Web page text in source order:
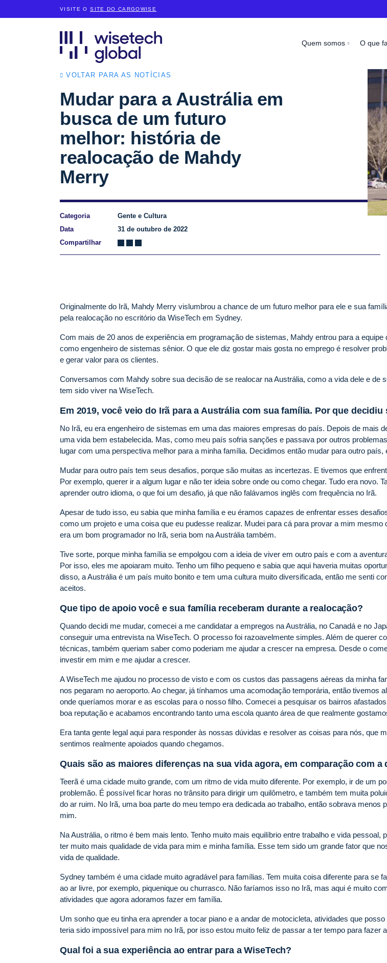
VISITE OSITE DO CARGOWISE
Quem somos O que
VOLTAR PARA AS NOTÍCIAS
Mudar para a Austrália em
busca de um futuro
melhor: história de
realocação de Mahdy
Merry
Categoria
Gente e Cultura
Data
31 de outubro de 2022
Compartilhar
Originalmente do Irã, Mahdy Merry vislumbrou a chance de um futuro melhor para ele e sua
pela realocação no escritório da WiseTech em Sydney.
Com mais de 20 anos de experiência em programação de sistemas, Mahdy entrou para a equipe
como engenheiro de sistemas sênior. O que ele diz gostar mais gosta no emprego é resolver
e gerar valor para os clientes.
Conversamos com Mahdy sobre sua decisão de se realocar na Austrália, como a vida dele e de
tem sido viver na WiseTech.
Em 2019, você veio do Irã para a Austrália com sua família. Por que decidiu
No Irã, eu era engenheiro de sistemas em uma das maiores empresas do país. Depois de mais
uma vida bem estabelecida. Mas, como meu país sofria sanções e passava por outros
lugar com uma perspectiva melhor para a minha família. Decidimos então mudar para outro país,
Mudar para outro país tem seus desafios, porque são muitas as incertezas. E tivemos que
Por exemplo, querer ir a algum lugar e não ter ideia sobre onde ou como chegar. Tudo era novo.
aprender outro idioma, o que foi um desafio, já que não falávamos inglês com frequência no Irã.
Apesar de tudo isso, eu sabia que minha família e eu éramos capazes de enfrentar esses
como um projeto e uma coisa que eu pudesse realizar. Mudei para cá para provar a mim mesmo
era um bom programador no Irã, seria bom na Austrália também.
Tive sorte, porque minha família se empolgou com a ideia de viver em outro país e com a
Por isso, eles me apoiaram muito. Tenho um filho pequeno e sabia que aqui haveria muitas
disso, a Austrália é um país muito bonito e tem uma cultura muito diversificada, então me senti
aceitos.
Que tipo de apoio você e sua família receberam durante a realocação?
Quando decidi me mudar, comecei a me candidatar a empregos na Austrália, no Canadá e no
conseguir uma entrevista na WiseTech. O processo foi razoavelmente simples. Além de querer
técnicas, também queriam saber como poderiam me ajudar a crescer na empresa. Desde o
investir em mim e me ajudar a crescer.
A WiseTech me ajudou no processo de visto e com os custos das passagens aéreas da minha
nos pegaram no aeroporto. Ao chegar, já tínhamos uma acomodação temporária, então tivemos
onde queríamos morar e as escolas para o nosso filho. Comecei a pesquisar os bairros
boa reputação e acabamos encontrando tanto uma escola quanto área de que realmente
Era tanta gente legal aqui para responder às nossas dúvidas e resolver as coisas para nós, que
sentimos realmente apoiados quando chegamos.
Quais são as maiores diferenças na sua vida agora, em comparação com a
Teerã é uma cidade muito grande, com um ritmo de vida muito diferente. Por exemplo, ir de um
problemão. É possível ficar horas no trânsito para dirigir um quilômetro, e também tem muita
do ar ruim. No Irã, uma boa parte do meu tempo era dedicada ao trabalho, então sobrava menos
mim.
Na Austrália, o ritmo é bem mais lento. Tenho muito mais equilíbrio entre trabalho e vida pessoal,
ter muito mais qualidade de vida para mim e minha família. Esse tem sido um grande fator que
vida de qualidade.
Sydney também é uma cidade muito agradável para famílias. Tem muita coisa diferente para se
ao ar livre, por exemplo, piquenique ou churrasco. Não faríamos isso no Irã, mas aqui é muito
atividades que agora adoramos fazer em família.
Um sonho que eu tinha era aprender a tocar piano e a andar de motocicleta, atividades que
teria sido impossível para mim no Irã, por isso estou muito feliz de passar a ter tempo para fazer
Qual foi a sua experiência ao entrar para a WiseTech?